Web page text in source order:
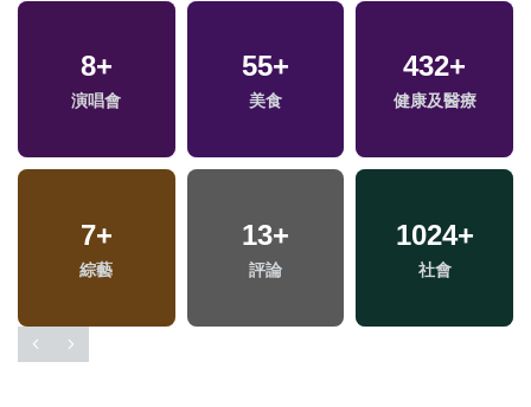
8+
演唱會
55+
美食
432+
健康及醫療
7+
綜藝
13+
評論
1024+
社會